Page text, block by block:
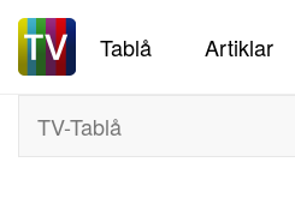
Tablå Artiklar
TV-Tablå